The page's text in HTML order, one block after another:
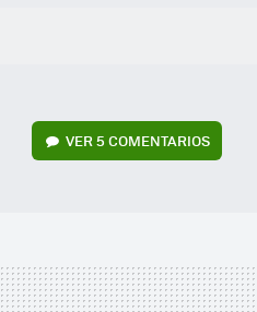
VER5 COMENTARIOS